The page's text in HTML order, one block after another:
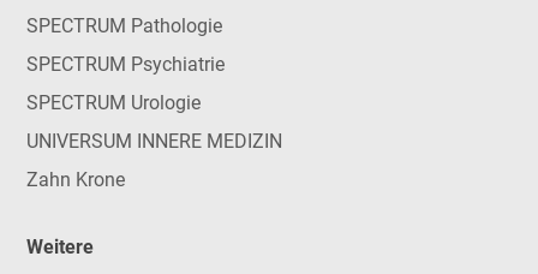
SPECTRUM Pathologie
SPECTRUM Psychiatrie
SPECTRUM Urologie
UNIVERSUM INNERE MEDIZIN
Zahn Krone
Weitere